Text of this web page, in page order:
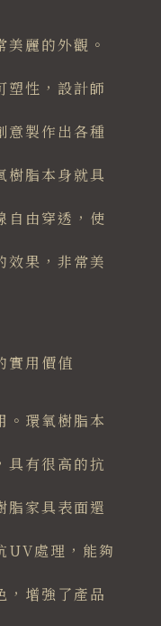
麗的外觀。
塑性，設計師
意製作出各種
樹脂本身就具
自由穿透，使
效果，非常美
實用價值
。環氧樹脂本
具有很高的抗
脂家具表面還
UV處理，能夠
，增強了產品